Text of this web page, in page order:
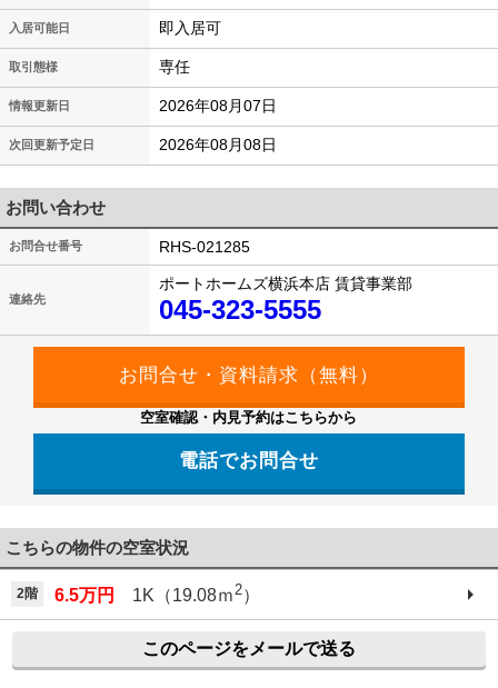
入居可能日 即入居可
取引態様 専任
情報更新日 2026年08月07日
次回更新予定日 2026年08月08日
お問い合わせ
お問合せ番号 RHS-021285
連絡先
ポートホームズ横浜本店 賃貸事業部
045-323-5555
空室確認・内見予約はこちらから
電話でお問合せ
こちらの物件の空室状況
2階 6.5万円 1K（19.08ｍ2）
このページをメールで送る